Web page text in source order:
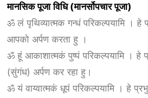
मानसिकपूजाविधि (मानर्सोपचारपूजा)
ॐ लं पृथिव्यात्मक गन्धं परिकल्पयामि ।
आपको अर्पण करता हु ।
ॐ हूं आकाशात्मकं पुष्पं परिकल्पयामि ।
(सुंगंध) अर्पण कर रहा हु।
ॐ यं वाय्वात्मकं धूपं परिकल्पयामि । हे